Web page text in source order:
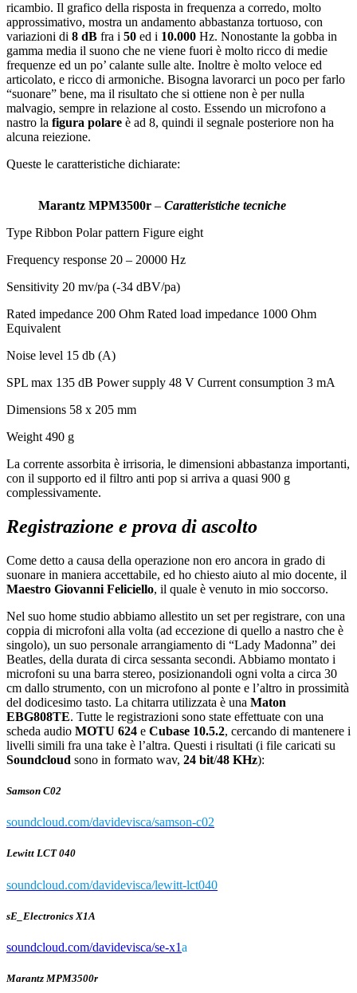
ricambio. Il grafico della risposta in frequenza a corredo, molto
approssimativo, mostra un andamento abbastanza tortuoso, con
variazioni di 8 dB fra i 50 ed i 10.000 Hz. Nonostante la gobba in
gamma media il suono che ne viene fuori è molto ricco di medie
frequenze ed un po’ calante sulle alte. Inoltre è molto veloce ed
articolato, e ricco di armoniche. Bisogna lavorarci un poco per farlo
“suonare” bene, ma il risultato che si ottiene non è per nulla
malvagio, sempre in relazione al costo. Essendo un microfono a
nastro la figura polare è ad 8, quindi il segnale posteriore non ha
alcuna reiezione.
Queste le caratteristiche dichiarate:
Marantz MPM3500r – Caratteristiche tecniche
Type Ribbon Polar pattern Figure eight
Frequency response 20 – 20000 Hz
Sensitivity 20 mv/pa (-34 dBV/pa)
Rated impedance 200 Ohm Rated load impedance 1000 Ohm
Equivalent
Noise level 15 db (A)
SPL max 135 dB Power supply 48 V Current consumption 3 mA
Dimensions 58 x 205 mm
Weight 490 g
La corrente assorbita è irrisoria, le dimensioni abbastanza importanti,
con il supporto ed il filtro anti pop si arriva a quasi 900 g
complessivamente.
Registrazione e prova di ascolto
Come detto a causa della operazione non ero ancora in grado di
suonare in maniera accettabile, ed ho chiesto aiuto al mio docente, il
Maestro Giovanni Feliciello, il quale è venuto in mio soccorso.
Nel suo home studio abbiamo allestito un set per registrare, con una
coppia di microfoni alla volta (ad eccezione di quello a nastro che è
singolo), un suo personale arrangiamento di “Lady Madonna” dei
Beatles, della durata di circa sessanta secondi. Abbiamo montato i
microfoni su una barra stereo, posizionandoli ogni volta a circa 30
cm dallo strumento, con un microfono al ponte e l’altro in prossimità
del dodicesimo tasto. La chitarra utilizzata è una Maton
EBG808TE. Tutte le registrazioni sono state effettuate con una
scheda audio MOTU 624 e Cubase 10.5.2, cercando di mantenere i
livelli simili fra una take è l’altra. Questi i risultati (i file caricati su
Soundcloud sono in formato wav, 24 bit/48 KHz):
Samson C02
soundcloud.com/davidevisca/samson-c02
Lewitt LCT 040
soundcloud.com/davidevisca/lewitt-lct040
sE_Electronics X1A
soundcloud.com/davidevisca/se-x1a
Marantz MPM3500r